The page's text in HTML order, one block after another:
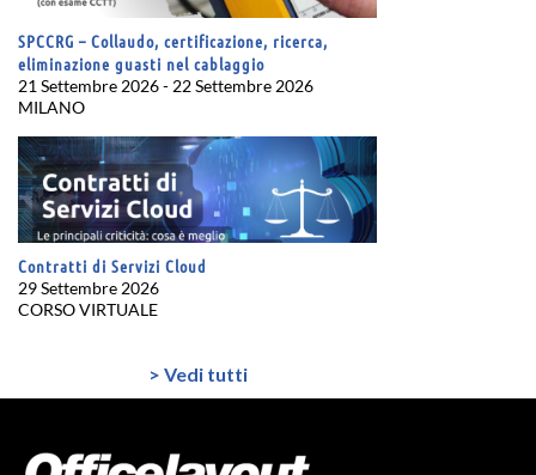
SPCCRG – Collaudo, certificazione, ricerca,
eliminazione guasti nel cablaggio
21 Settembre 2026 - 22 Settembre 2026
MILANO
Contratti di Servizi Cloud
29 Settembre 2026
CORSO VIRTUALE
> Vedi tutti